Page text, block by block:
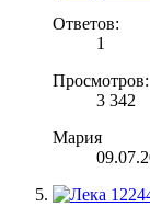
Ответов:
1
Просмотров:
3 342
Мария